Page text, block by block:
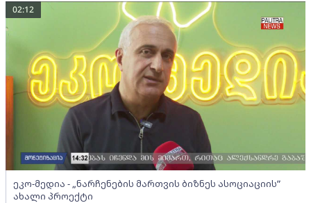
ეკო-მედია - „ნარჩენების მართვის ბიზნეს ასოციაციის”
ახალი პროექტი
02:12